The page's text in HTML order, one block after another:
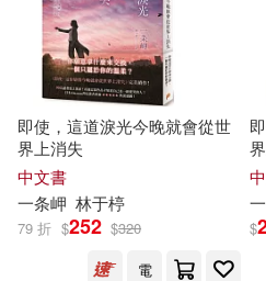
鈴木真夕(1) 鈴村
現在可購買商品(20)
作者/演唱/譯/編/繪(16)
價格
範圍
即使，這道淚光今晚就會從世
界上消失
中文書
一条岬 林于楟
79 折 $252 $320
電
$